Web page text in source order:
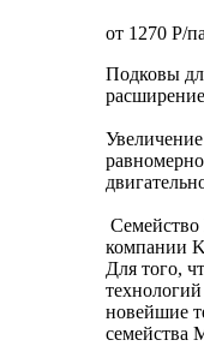
от 1270 P/
Подковы
Семейство
компании
Для того,
новейшие
семейства